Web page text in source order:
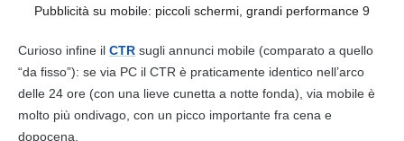
Pubblicità su mobile: piccoli schermi, grandi performance 9
Curioso infine il CTR sugli annunci mobile (comparato a quello
“da fisso”): se via PC il CTR è praticamente identico nell’arco
delle 24 ore (con una lieve cunetta a notte fonda), via mobile è
molto più ondivago, con un picco importante fra cena e
dopocena.